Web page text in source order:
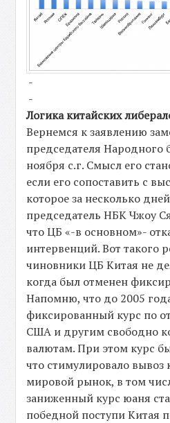
-
-
Логика китайских
Вернемся к заявлению
председателя Народного
ноября с.г. Смысл его
если его сопоставить с
которое за несколько
председатель НБК Чжоу
что ЦБ «-в основном»-
интервенций. Вот такого
чиновники ЦБ Китая не
когда был отменен
Напомню, что до 2005
фиксированный курс по
США и другим свободно
валютам. При этом курс
что стимулировало вывоз
мировой рынок, в том
заниженный курс юаня
победной поступи Китая